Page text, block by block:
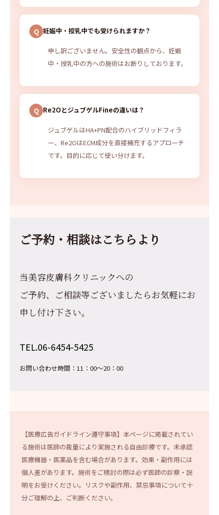
妊娠中・授乳中でも受けられますか？
申し訳ございません。安全性の観点から、妊娠
中・授乳中の方への施術はお断りしております。
Re2OとジュブゲルFineの違いは？
ジュブゲルはHA+PN配合のハイブリッドフィラ
ー、Re2OはECM成分を直接補充するアプローチ
です。目的に応じて使い分けます。
ご予約・相談はこちらより
当美容皮膚科クリニックへの
ご予約、ご相談等ございましたらお気軽にお
申し付け下さい。
TEL.06-6454-5425
お問い合わせ時間：11：00～20：00
【医療広告ガイドライン遵守事項】本ページに掲載されてい
る施術は医師の裁量により実施される自由診療です。未承認
医療機器・医薬品を含む場合があります。効果・副作用には
個人差があります。施術をご検討の際は必ず医師の診察・説
明をお受けください。リスクや副作用、禁忌事項について十
分ご理解の上、ご判断ください。